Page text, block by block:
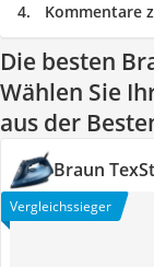
Kommentare
Die besten
Wählen Sie
aus der
Braun
Vergleichssieger